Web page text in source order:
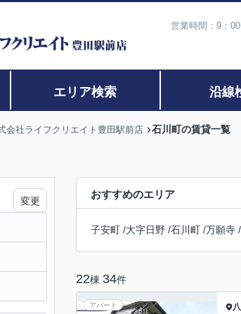
営業時間：9：
エリア検索 沿線
会社ライフクリエイト豊田駅前店 石川町の賃貸一覧
おすすめのエリア
子安町 /大字日野 /石川町 /万願寺 /
22棟 34件
アパート
変更